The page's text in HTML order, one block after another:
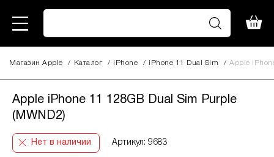
Магазин Apple / Каталог / iPhone / iPhone 11 Dual Sim / Apple
Apple iPhone 11 128GB Dual Sim Purple
(MWND2)
Нет в наличии Артикул: 9683